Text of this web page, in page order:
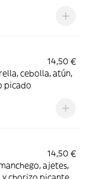
14,50 €
cebolla, atún,
picado
14,50 €
ajetes,